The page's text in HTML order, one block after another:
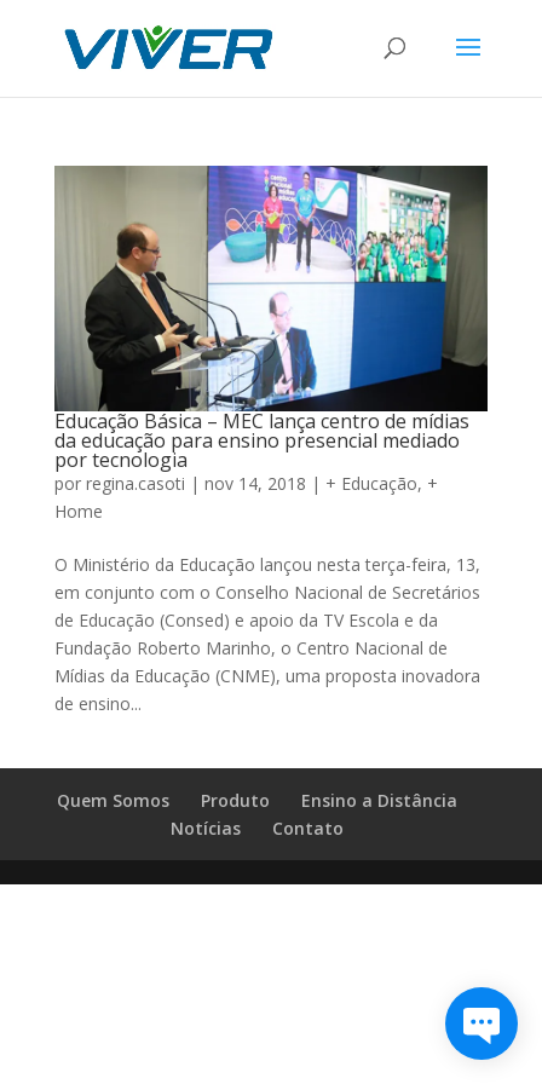
Educação Básica – MEC lança centro de mídias
da educação para ensino presencial mediado
por tecnologia
por regina.casoti | nov 14, 2018 | + Educação, +
Home
O Ministério da Educação lançou nesta terça-feira, 13,
em conjunto com o Conselho Nacional de Secretários
de Educação (Consed) e apoio da TV Escola e da
Fundação Roberto Marinho, o Centro Nacional de
Mídias da Educação (CNME), uma proposta inovadora
de ensino...
Quem Somos Produto
Ensino a Distância
Notícias
Contato